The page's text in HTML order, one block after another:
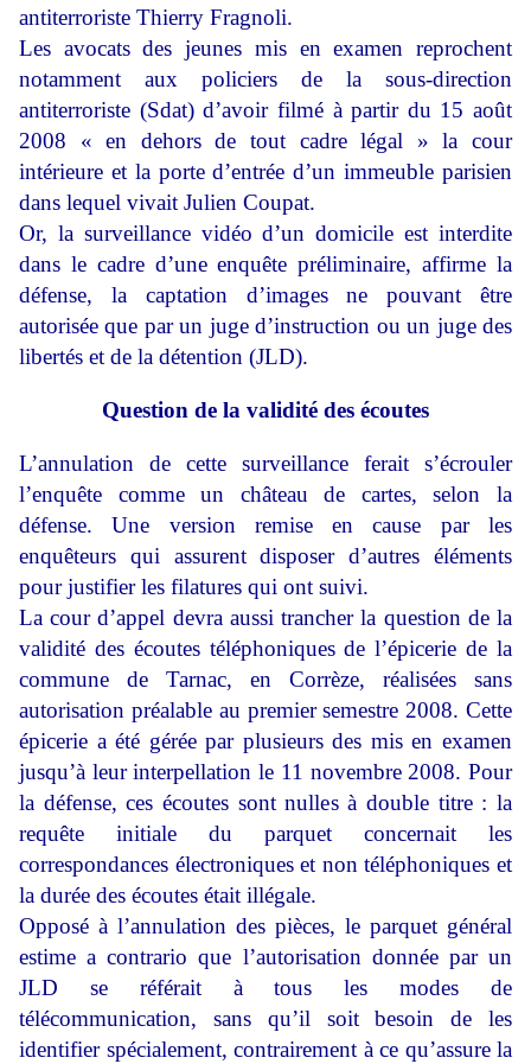
antiterroriste Thierry Fragnoli.
Les avocats des jeunes mis en examen reprochent
notamment aux policiers de la sous-direction
antiterroriste (Sdat) d’avoir filmé à partir du 15 août
2008 « en dehors de tout cadre légal » la cour
intérieure et la porte d’entrée d’un immeuble parisien
dans lequel vivait Julien Coupat.
Or, la surveillance vidéo d’un domicile est interdite
dans le cadre d’une enquête préliminaire, affirme la
défense, la captation d’images ne pouvant être
autorisée que par un juge d’instruction ou un juge des
libertés et de la détention (JLD).
Question de la validité des écoutes
L’annulation de cette surveillance ferait s’écrouler
l’enquête comme un château de cartes, selon la
défense. Une version remise en cause par les
enquêteurs qui assurent disposer d’autres éléments
pour justifier les filatures qui ont suivi.
La cour d’appel devra aussi trancher la question de la
validité des écoutes téléphoniques de l’épicerie de la
commune de Tarnac, en Corrèze, réalisées sans
autorisation préalable au premier semestre 2008. Cette
épicerie a été gérée par plusieurs des mis en examen
jusqu’à leur interpellation le 11 novembre 2008. Pour
la défense, ces écoutes sont nulles à double titre : la
requête initiale du parquet concernait les
correspondances électroniques et non téléphoniques et
la durée des écoutes était illégale.
Opposé à l’annulation des pièces, le parquet général
estime a contrario que l’autorisation donnée par un
JLD se référait à tous les modes de
télécommunication, sans qu’il soit besoin de les
identifier spécialement, contrairement à ce qu’assure la